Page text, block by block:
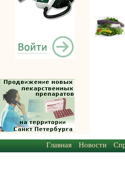
Главная Новости